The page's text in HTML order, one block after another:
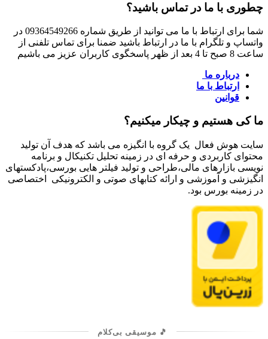
چطوری با ما در تماس باشید؟
شما برای ارتباط با ما می توانید از طریق شماره 09364549266 در
واتساپ و تلگرام با ما در ارتباط باشید ضمنا برای تماس تلفنی از
ساعت 8 صبح تا 4 بعد از ظهر پاسخگوی کاربران عزیز می باشیم
درباره ما
ارتباط با ما
قوانین
ما کی هستیم و چیکار میکنیم؟
سایت هوش فعال یک گروه با انگیزه می باشد که هدف آن تولید
محتوای کاربردی و حرفه ای در زمینه تحلیل تکنیکال و برنامه
نویسی بازارهای مالی،طراحی و تولید فیلتر هایی بورسی،پادکستهای
انگیزشی و آموزشی و ارائه کتابهای صوتی و الکترونیکی اختصاصی
در زمینه بورس بود.
🎵 موسیقی بی‌کلام